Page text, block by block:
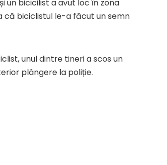
un bicicilist a avut loc în zona
că biciclistul le-a făcut un semn
unul dintre tineri a scos un
plângere la poliție.